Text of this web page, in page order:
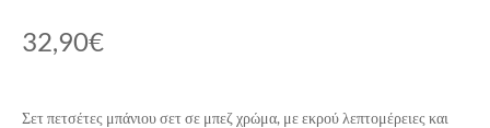
32,90€
Σετ πετσέτες μπάνιου σετ σε μπεζ χρώμα, με εκρού λεπτομέρειες και